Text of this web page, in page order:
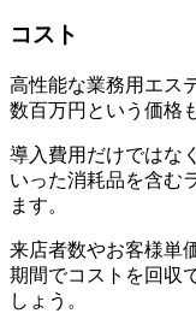
コスト
高性能な業務用エス
数百万円という価格
導入費用だけではな
いった消耗品を含む
ます。
来店者数やお客様単
期間でコストを回収
しょう。